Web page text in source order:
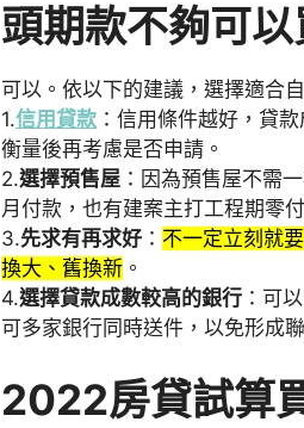
頭期款不夠可以
可以。依以下的建議，選擇適合
1.信用貸款 ：信用條件越好，貸
衡量後再考慮是否申請。
2.選擇預售屋 ：因為預售屋不需
月付款，也有建案主打工程期零
3.先求有再求好 ： 不一定立刻就
換大、舊換新 。
4.選擇貸款成數較高的銀行 ：可
可多家銀行同時送件，以免形成
2022房貸試算